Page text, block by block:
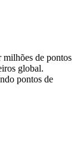
milhões de pontos
global.
pontos de